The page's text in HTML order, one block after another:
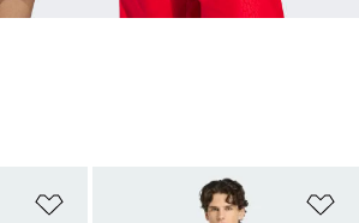
Añadir a la lista de deseos